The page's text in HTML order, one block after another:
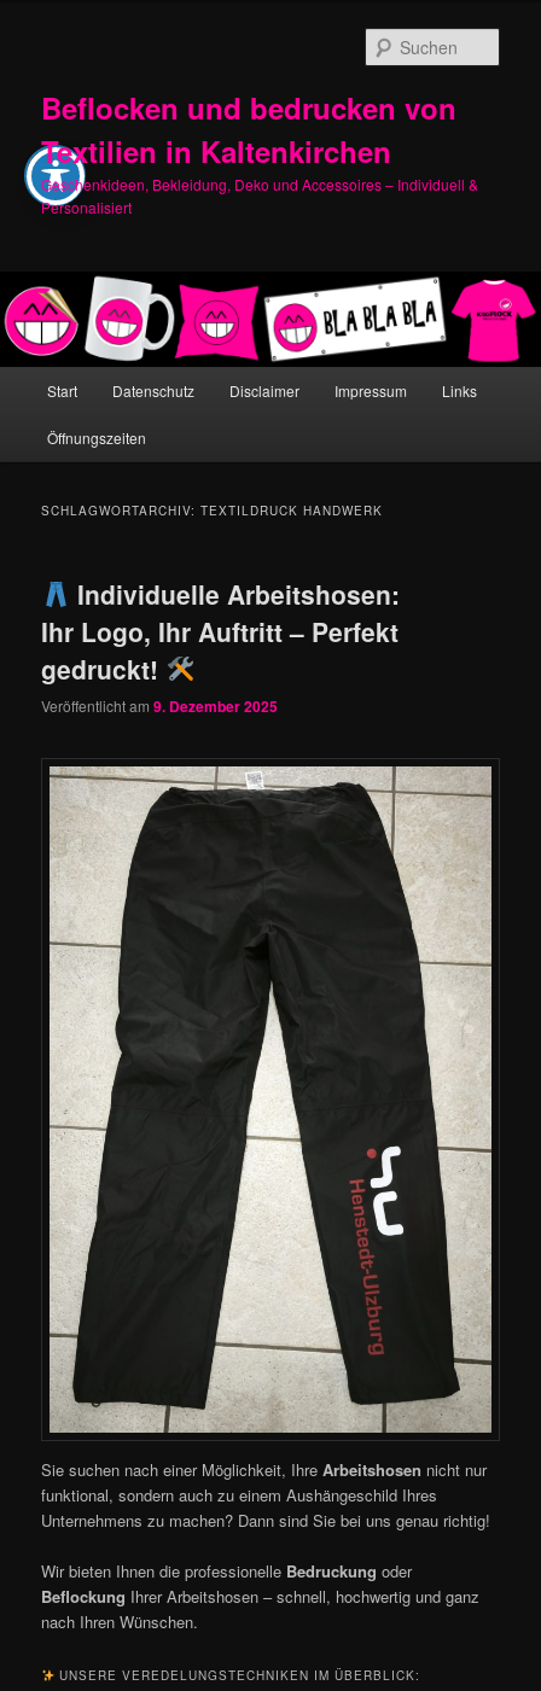
Beflocken und bedrucken von
Textilien in Kaltenkirchen
Geschenkideen, Bekleidung, Deko und Accessoires – Individuell &
Personalisiert
Start Datenschutz Disclaimer Impressum Links
Öffnungszeiten
SCHLAGWORTARCHIV:TEXTILDRUCK HANDWERK
Individuelle Arbeitshosen:
Ihr Logo, Ihr Auftritt – Perfekt
gedruckt!
Veröffentlicht am9. Dezember 2025
Sie suchen nach einer Möglichkeit, IhreArbeitshosen nicht nur
funktional, sondern auch zu einem Aushängeschild Ihres
Unternehmens zu machen? Dann sind Sie bei uns genau richtig!
Wir bieten Ihnen die professionelle Bedruckung oder
Beflockung Ihrer Arbeitshosen – schnell, hochwertig und ganz
nach Ihren Wünschen.
UNSERE VEREDELUNGSTECHNIKEN IM ÜBERBLICK: